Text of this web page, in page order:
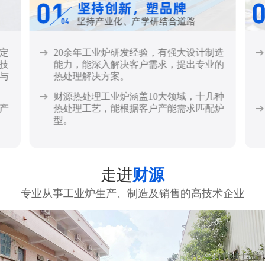
20余年工业炉研发经验，有强大设计制造
能力，能深入解决客户需求，提出专业的
热处理解决方案。
财源热处理工业炉涵盖10大领域，十几种
热处理工艺，能根据客户产能需求匹配炉
型。
走进财源
专业从事工业炉生产、制造及销售的高技术企业